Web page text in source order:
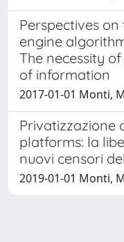
Perspectives
engine
The necessity
of information
2017-01-01 Monti,
Privatizzazione
platforms: la
nuovi censori
2019-01-01 Monti,